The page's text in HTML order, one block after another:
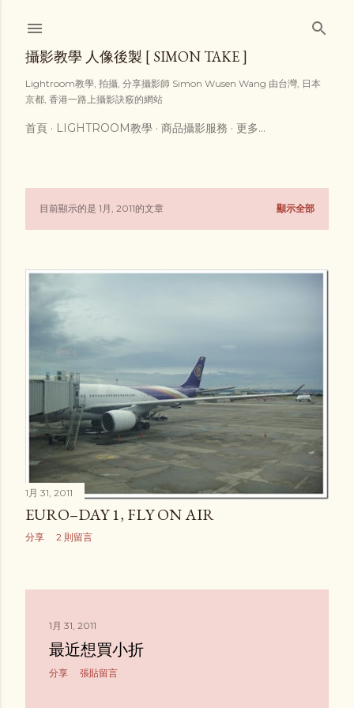
攝影教學 人像後製 [ SIMON TAKE ]
Lightroom教學, 拍攝, 分享攝影師 Simon Wusen Wang 由台灣, 日本
京都, 香港一路上攝影訣竅的網站
首頁 LIGHTROOM教學 商品攝影服務 更多…
發
文
章
目前顯示的是 1月, 2011的文章 顯示全部
1月 31, 2011
EURO–DAY 1, FLY ON AIR
分享 2 則留言
1月 31, 2011
最近想買小折
分享 張貼留言